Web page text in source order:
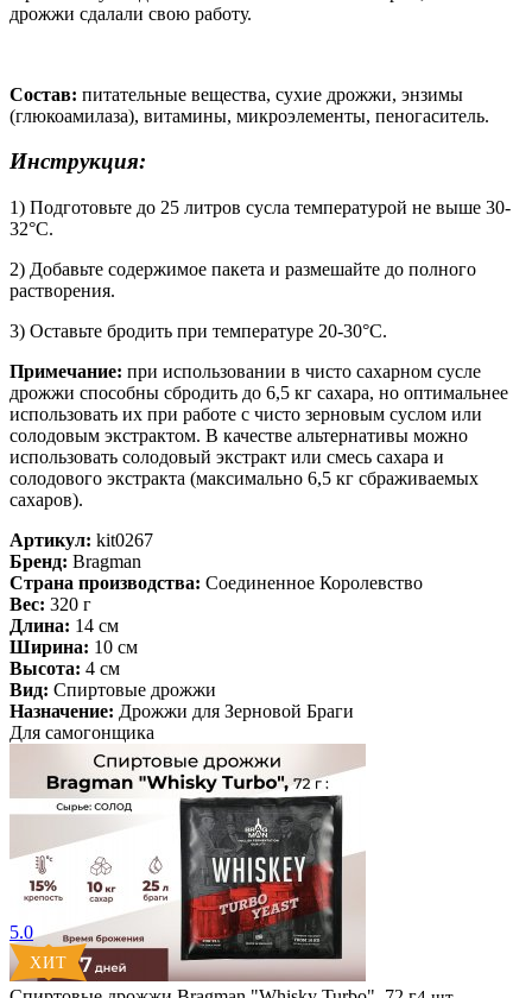
дрожжи сдалали свою работу.
Состав: питательные вещества, сухие дрожжи, энзимы
(глюкоамилаза), витамины, микроэлементы, пеногаситель.
Инструкция:
1) Подготовьте до 25 литров сусла температурой не выше 30-
32°C.
2) Добавьте содержимое пакета и размешайте до полного
растворения.
3) Оставьте бродить при температуре 20-30°C.
Примечание: при использовании в чисто сахарном сусле
дрожжи способны сбродить до 6,5 кг сахара, но оптимальнее
использовать их при работе с чисто зерновым суслом или
солодовым экстрактом. В качестве альтернативы можно
использовать солодовый экстракт или смесь сахара и
солодового экстракта (максимально 6,5 кг сбраживаемых
сахаров).
Артикул: kit0267
Бренд: Bragman
Страна производства: Соединенное Королевство
Вес: 320 г
Длина: 14 см
Ширина: 10 см
Высота: 4 см
Вид: Спиртовые дрожжи
Назначение: Дрожжи для Зерновой Браги
Для самогонщика
5.0